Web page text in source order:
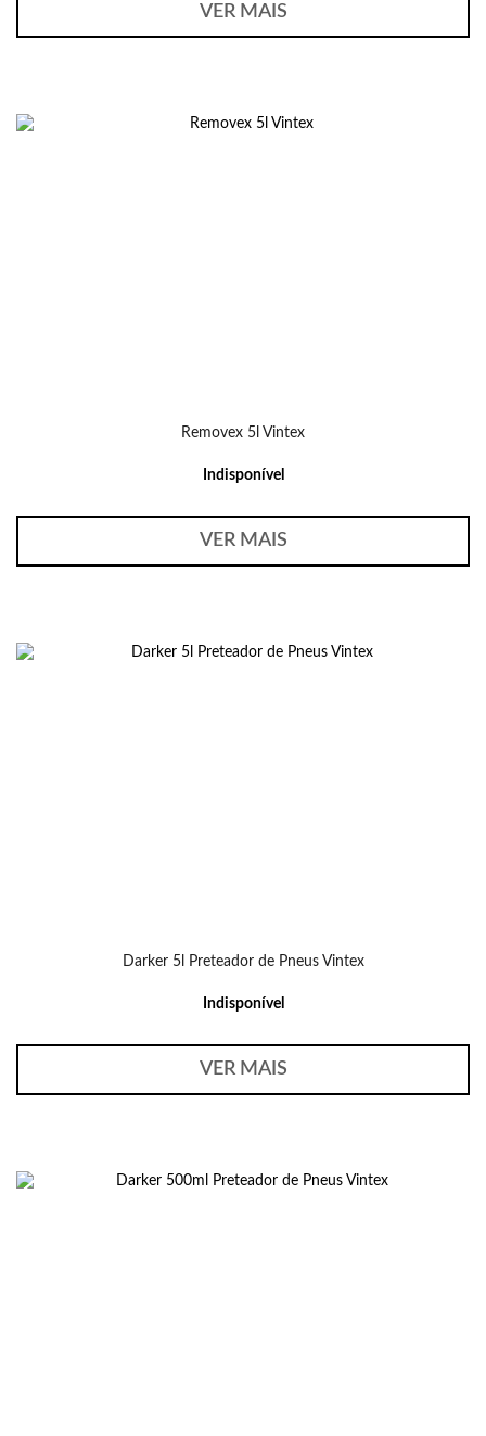
VER MAIS
Removex 5l Vintex
Indisponível
VER MAIS
Darker 5l Preteador de Pneus Vintex
Indisponível
VER MAIS